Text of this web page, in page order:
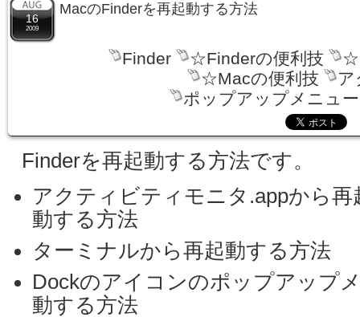
16
2009
MacのFinderを再起動する方法
Finder ☆Finderの便利技
☆Macの便利技
ア
ポップアップメニュー
Finderを再起動する方法です。
アクティビティモニタ.appから再
動する方法
ターミナルから再起動する方法
Dockのアイコンのポップアップ
動する方法